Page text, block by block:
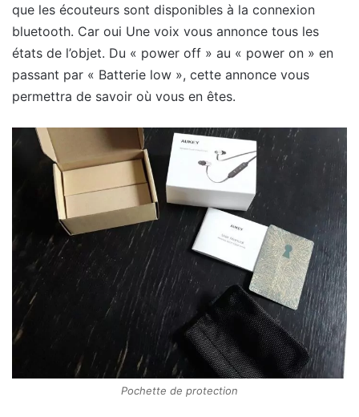
que les écouteurs sont disponibles à la connexion
bluetooth. Car oui Une voix vous annonce tous les
états de l’objet. Du « power off » au « power on » en
passant par « Batterie low », cette annonce vous
permettra de savoir où vous en êtes.
Pochette de protection